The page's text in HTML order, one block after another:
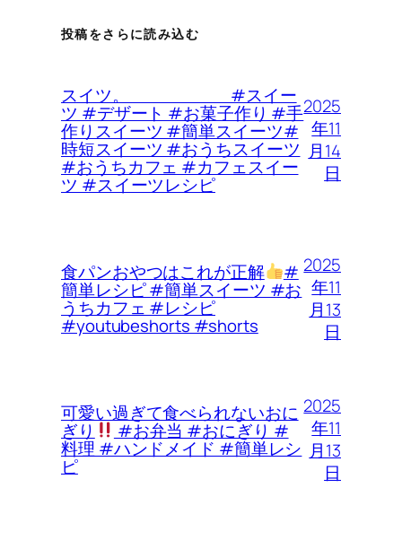
投稿をさらに読み込む
スイツ。 #スイー
ツ #デザート #お菓子作り #手
作りスイーツ #簡単スイーツ#
時短スイーツ #おうちスイーツ
#おうちカフェ #カフェスイー
ツ #スイーツレシピ
2025
年11
月14
日
食パンおやつはこれが正解 #
簡単レシピ #簡単スイーツ #お
うちカフェ #レシピ
#youtubeshorts #shorts
2025
年11
月13
日
可愛い過ぎて食べられないおに
ぎり #お弁当 #おにぎり #
料理 #ハンドメイド #簡単レシ
ピ
2025
年11
月13
日